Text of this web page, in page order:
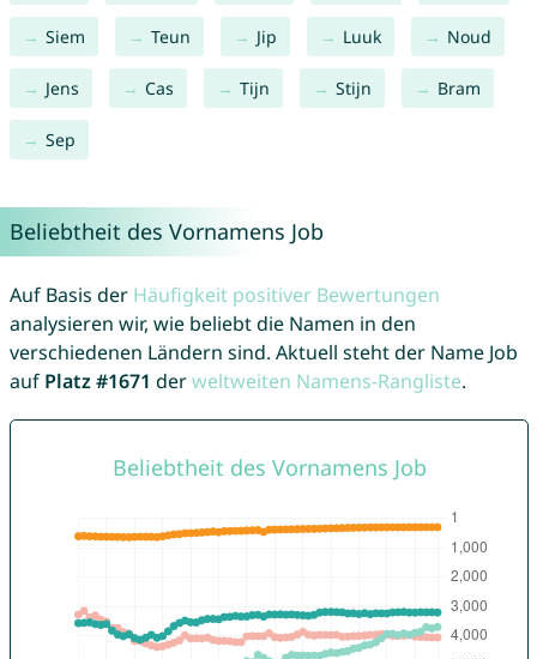
Siem Teun Jip Luuk Noud
Jens Cas Tijn Stijn Bram
Sep
Beliebtheit des Vornamens Job
Auf Basis der Häufigkeit positiver Bewertungen
analysieren wir, wie beliebt die Namen in den
verschiedenen Ländern sind. Aktuell steht der Name Job
auf Platz #1671 derweltweiten Namens-Rangliste.